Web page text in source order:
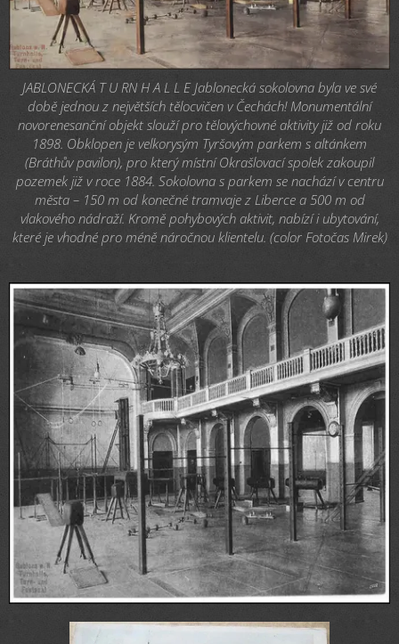
JABLONECKÁ T U RN H A L L E Jablonecká sokolovna byla ve své
době jednou z největších tělocvičen v Čechách! Monumentální
novorenesanční objekt slouží pro tělovýchovné aktivity již od roku
1898. Obklopen je velkorysým Tyršovým parkem s altánkem
(Bráthův pavilon), pro který místní Okrašlovací spolek zakoupil
pozemek již v roce 1884. Sokolovna s parkem se nachází v centru
města – 150 m od konečné tramvaje z Liberce a 500 m od
vlakového nádraží. Kromě pohybových aktivit, nabízí i ubytování,
které je vhodné pro méně náročnou klientelu. (color Fotočas Mirek)